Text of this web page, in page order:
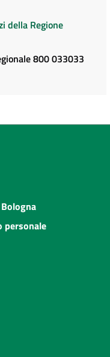
della Regione
800 033033
personale